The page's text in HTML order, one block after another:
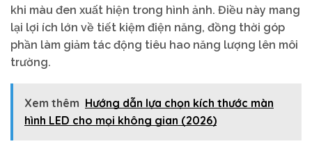
khi màu đen xuất hiện trong hình ảnh. Điều này mang
lại lợi ích lớn về tiết kiệm điện năng, đồng thời góp
phần làm giảm tác động tiêu hao năng lượng lên môi
trường.
Xem thêm Hướng dẫn lựa chọn kích thước màn
hình LED cho mọi không gian (2026)